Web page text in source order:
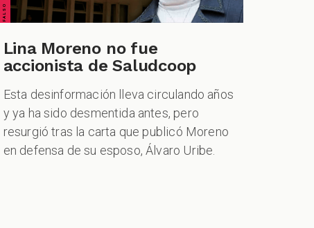
Lina Moreno no fue
accionista de Saludcoop
Esta desinformación lleva circulando años
y ya ha sido desmentida antes, pero
resurgió tras la carta que publicó Moreno
en defensa de su esposo, Álvaro Uribe.